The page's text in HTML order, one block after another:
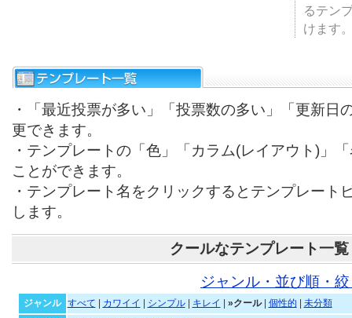
るテン
けます
・「最近投票が多い」「投票数の多い」「更新日
更できます。
・テンプレートの「色」「カラム(レイアウト)」
ことができます。
・テンプレート名をクリックするとテンプレート
します。
クールなテンプレート一覧
ジャンル・並び順・
ジャンル すべて カワイイ シンプル| キレイ »クール| 個性的
未分類